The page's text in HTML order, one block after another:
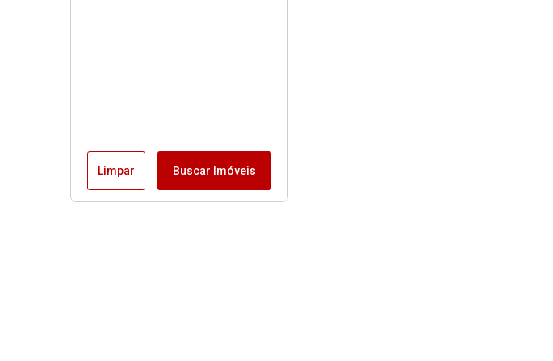
Limpar Buscar Imóveis